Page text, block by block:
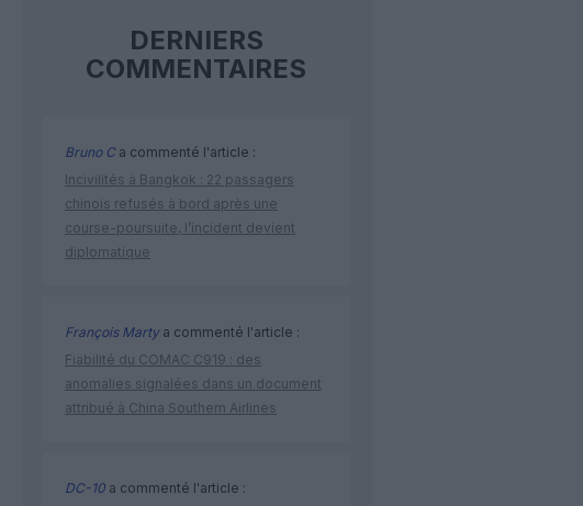
DERNIERS
COMMENTAIRES
Bruno Ca commenté l'article :
Incivilités à Bangkok : 22 passagers
chinois refusés à bord après une
course-poursuite, l’incident devient
diplomatique
François Martya commenté l'article :
Fiabilité du COMAC C919 : des
anomalies signalées dans un document
attribué à China Southern Airlines
DC-10 a commenté l'article :